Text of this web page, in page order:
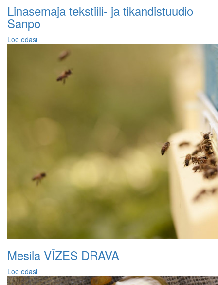
Linasemaja tekstiili- ja tikandistuudio
Sanpo
Loe edasi
Mesila VĪZES DRAVA
Loe edasi